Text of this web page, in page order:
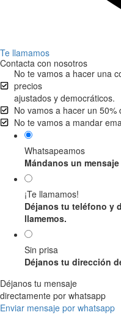
Te llamamos
Contacta con nosotros
No te vamos a hacer una
precios
ajustados y democráticos.
No vamos a hacer un 50%
No te vamos a mandar
Whatsapeamos
Mándanos un
¡Te llamamos!
Déjanos tu teléfono y
llamemos.
Sin prisa
Déjanos tu dirección
Déjanos tu mensaje
directamente por whatsapp
Enviar mensaje por whatsapp